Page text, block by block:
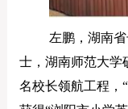
左鹏，湖南
士，湖南师范大学
名校长领航工程，